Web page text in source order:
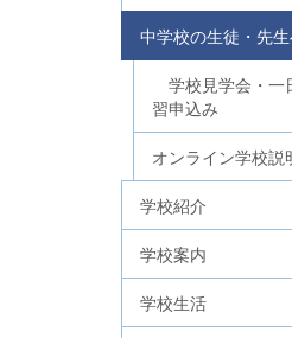
中学校の生徒・先
学校見学会・一
習申込み
オンライン学校説
学校紹介
学校案内
学校生活